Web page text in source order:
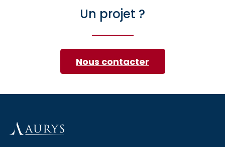
Un projet ?
Nous contacter